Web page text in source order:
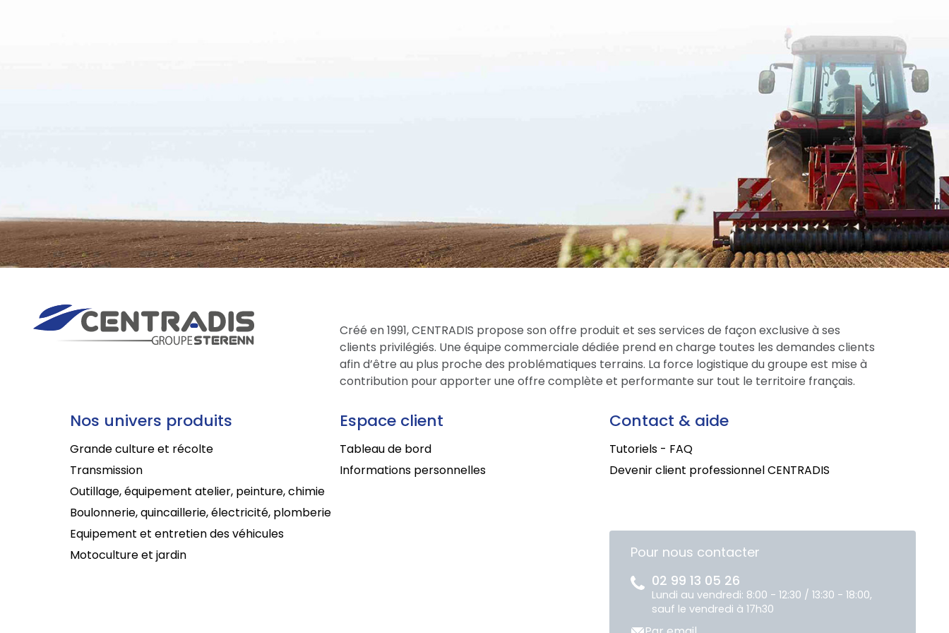
Créé en 1991, CENTRADIS propose son offre produit et ses services de façon exclusive à ses
clients privilégiés. Une équipe commerciale dédiée prend en charge toutes les demandes clients
afin d’être au plus proche des problématiques terrains. La force logistique du groupe est mise à
contribution pour apporter une offre complète et performante sur tout le territoire français.
Nos univers produits
Grande culture et récolte
Transmission
Outillage, équipement atelier, peinture, chimie
Boulonnerie, quincaillerie, électricité, plomberie
Equipement et entretien des véhicules
Motoculture et jardin
Espace client
Tableau de bord
Informations personnelles
Contact & aide
Tutoriels - FAQ
Devenir client professionnel CENTRADIS
Pour nous contacter
02 99 13 05 26
Lundi au vendredi: 8:00 - 12:30 / 13:30 - 18:00,
sauf le vendredi à 17h30